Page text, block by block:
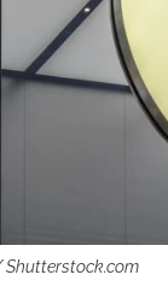
Shutterstock.com